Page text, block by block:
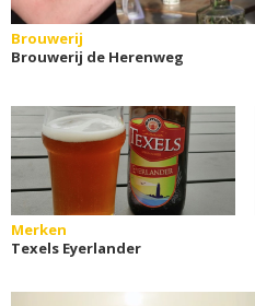
Brouwerij
Brouwerij de Herenweg
Merken
Texels Eyerlander